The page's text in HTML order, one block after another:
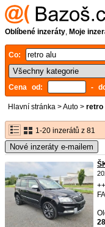
Oblíbené inzeráty, Moje
Co:
Cena od:
-
Hlavní stránka >Auto > retro
1-20 inzerátů z 81
Nové inzeráty e-mailem